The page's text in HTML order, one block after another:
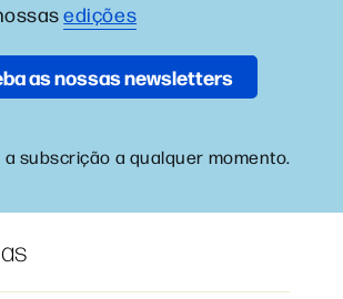
edições
as nossas newsletters
subscrição a qualquer momento.